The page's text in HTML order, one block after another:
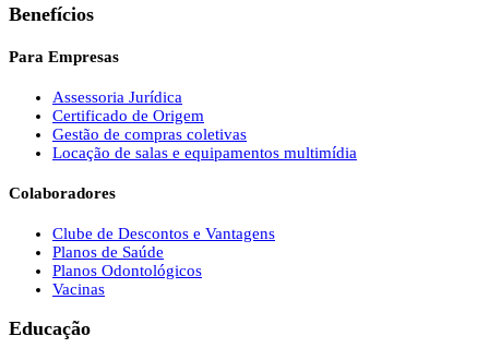
Benefícios
Para Empresas
Assessoria Jurídica
Certificado de Origem
Gestão de compras coletivas
Locação de salas e equipamentos multimídia
Colaboradores
Clube de Descontos e Vantagens
Planos de Saúde
Planos Odontológicos
Vacinas
Educação